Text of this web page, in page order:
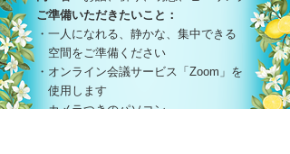
ご準備いただきたいこと：
・一人になれる、静かな、集中できる
空間をご準備ください
・オンライン会議サービス「Zoom」を
使用します
カメラつきのパソコン、